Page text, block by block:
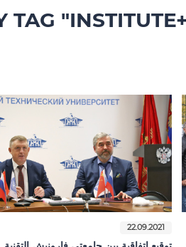
22.09.2021